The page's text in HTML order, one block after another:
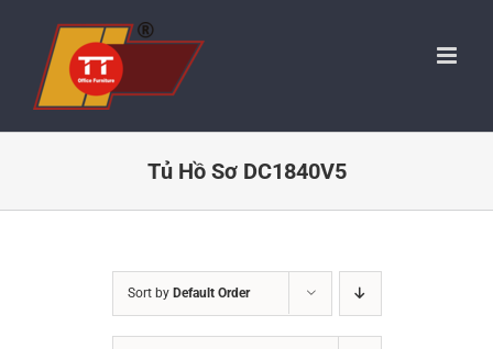
content
Tủ Hồ Sơ DC1840V5
Sort by Default Order